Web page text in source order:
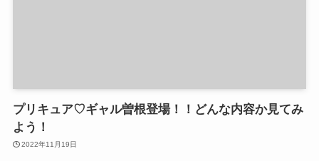
プリキュア♡ギャル曽根登場！！どんな内容か見てみ
よう！
2022年11月19日